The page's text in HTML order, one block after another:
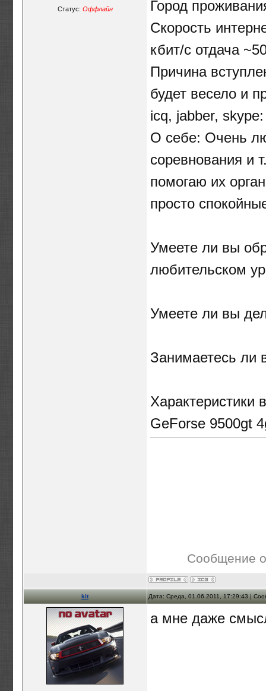
Статус: Оффлайн
Город
Скорость
кбит/c отдача
Причина
будет весело и
icq, jabber,
О себе: Очень
соревнования и
помогаю их
просто
Умеете ли вы
любительском
Умеете ли вы
Занимаетесь ли
GeForse 9500gt
Сообщение
kit Дата: Среда, 01.06.2011, 17:29:43 |
а мне даже